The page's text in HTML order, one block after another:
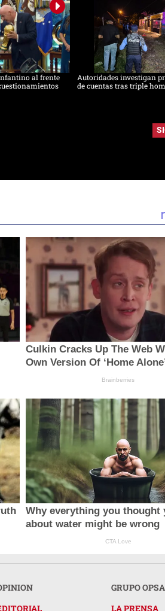
al frente
Autoridades investigan
de cuentas tras triple
Culkin Cracks Up The Web
Own Version Of ‘Home
Brainberries
Why everything you thought
about water might be wrong
CTA Love
GRUPO OPSA
LA PRENSA